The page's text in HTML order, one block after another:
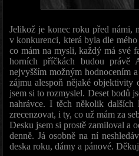
Jelikož je konec roku před námi,
v konkurenci, která byla dle
co mám na mysli, každý má své
horních příčkách budou právě
nejvyšším možným hodnocením
zájmu alespoň nějaké
jsem si to rozmyslel. Deset bodů
nahrávce. I těch několik
zrecenzovat, i ty, co už mám za
Desku jsem si prostě zamiloval a
denně. Já osobně na ní
deska roku, dámy a pánové.